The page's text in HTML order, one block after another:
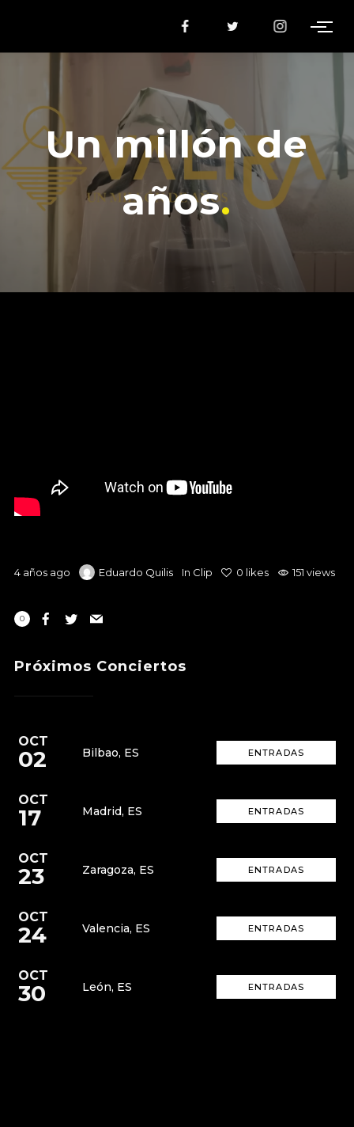
Un millón de
años
4 años ago Eduardo Quilis In Clip 0 likes 151 views
0
Próximos Conciertos
OCT
02 Bilbao, ES ENTRADAS
OCT
17 Madrid, ES ENTRADAS
OCT
23 Zaragoza, ES ENTRADAS
OCT
24 Valencia, ES ENTRADAS
OCT
30 León, ES ENTRADAS